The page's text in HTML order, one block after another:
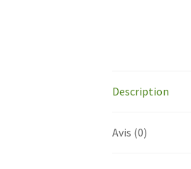
Description
Avis (0)